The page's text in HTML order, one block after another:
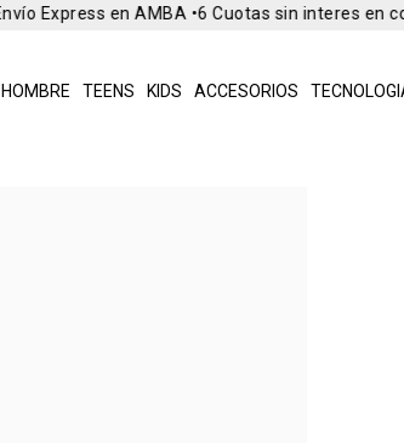
HOMBRE TEENS KIDS ACCESORIOS
Express en AMBA •6 Cuotas sin interes en